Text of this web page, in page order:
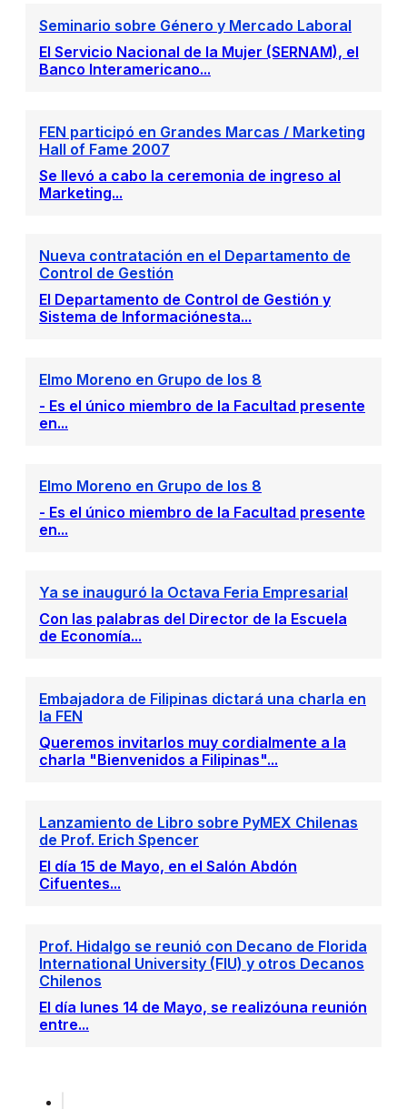
Seminario sobre Género y Mercado Laboral
El Servicio Nacional de la Mujer (SERNAM), el
Banco Interamericano...
FEN participó en Grandes Marcas / Marketing
Hall of Fame 2007
Se llevó a cabo la ceremonia de ingreso al
Marketing...
Nueva contratación en el Departamento de
Control de Gestión
El Departamento de Control de Gestión y
Sistema de Informaciónesta...
Elmo Moreno en Grupo de los 8
- Es el único miembro de la Facultad presente
en...
Elmo Moreno en Grupo de los 8
- Es el único miembro de la Facultad presente
en...
Ya se inauguró la Octava Feria Empresarial
Con las palabras del Director de la Escuela
de Economía...
Embajadora de Filipinas dictará una charla en
la FEN
Queremos invitarlos muy cordialmente a la
charla "Bienvenidos a Filipinas"...
Lanzamiento de Libro sobre PyMEX Chilenas
de Prof. Erich Spencer
El día 15 de Mayo, en el Salón Abdón
Cifuentes...
Prof. Hidalgo se reunió con Decano de Florida
International University (FIU) y otros Decanos
Chilenos
El día lunes 14 de Mayo, se realizóuna reunión
entre...